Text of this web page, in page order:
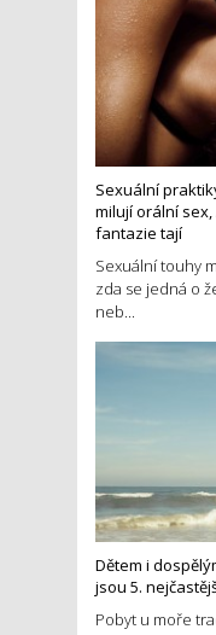
Sexuální
milují orální
fantazie tají
Sexuální touhy
zda se jedná o
neb...
Dětem i
jsou 5.
Pobyt u moře